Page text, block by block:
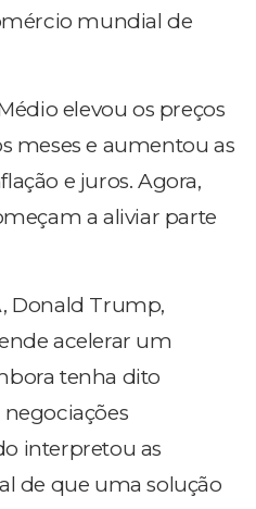
mundial de
elevou os preços
meses e aumentou as
e juros. Agora,
a aliviar parte
Donald Trump,
acelerar um
tenha dito
interpretou as
de que uma solução